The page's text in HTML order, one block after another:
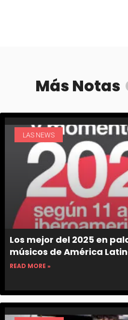
Más Notas
LAS NEWS
Los mejor del 2025 en
músicos de América
READ MORE »